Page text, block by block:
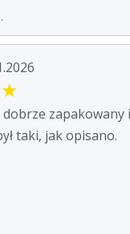
★
dobrze
taki, jak opisano.